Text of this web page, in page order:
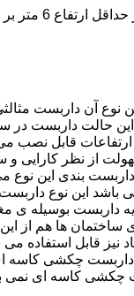
نوع آن داربست
حالت داربست در
ارتفاعات قابل نصب
می شود.سهولت از نظر
بندی این نوع
این نوع داربست
داربست بوسیله ی
ساختمان ها هم از
نیز قابل استفاده می
داربست چکشی کاسه
چکشی کاسه ای نمی